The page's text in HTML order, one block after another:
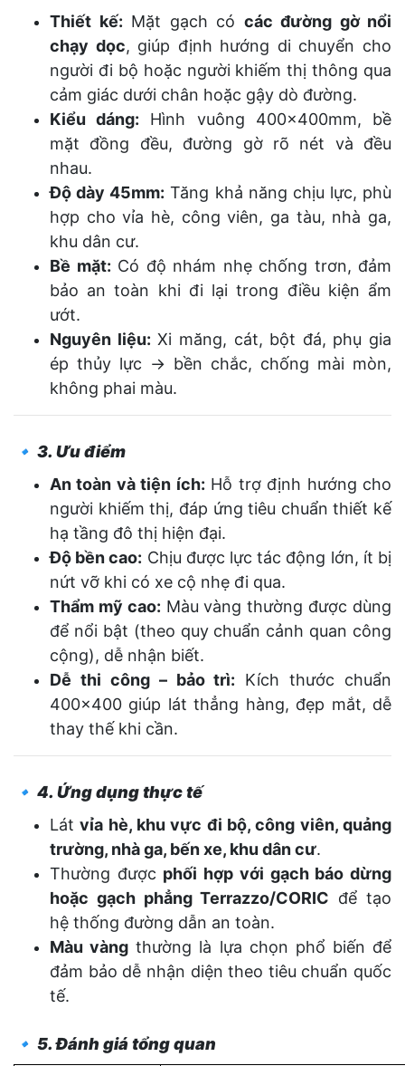
Thiết kế: Mặt gạch có các đường gờ nổi
chạy dọc, giúp định hướng di chuyển cho
người đi bộ hoặc người khiếm thị thông qua
cảm giác dưới chân hoặc gậy dò đường.
Kiểu dáng: Hình vuông 400x400mm, bề
mặt đồng đều, đường gờ rõ nét và đều
nhau.
Độ dày 45mm: Tăng khả năng chịu lực, phù
hợp cho vỉa hè, công viên, ga tàu, nhà ga,
khu dân cư.
Bề mặt: Có độ nhám nhẹ chống trơn, đảm
bảo an toàn khi đi lại trong điều kiện ẩm
ướt.
Nguyên liệu: Xi măng, cát, bột đá, phụ gia
ép thủy lực → bền chắc, chống mài mòn,
không phai màu.
🔹 3. Ưu điểm
An toàn và tiện ích: Hỗ trợ định hướng cho
người khiếm thị, đáp ứng tiêu chuẩn thiết kế
hạ tầng đô thị hiện đại.
Độ bền cao: Chịu được lực tác động lớn, ít bị
nứt vỡ khi có xe cộ nhẹ đi qua.
Thẩm mỹ cao: Màu vàng thường được dùng
để nổi bật (theo quy chuẩn cảnh quan công
cộng), dễ nhận biết.
Dễ thi công – bảo trì: Kích thước chuẩn
400x400 giúp lát thẳng hàng, đẹp mắt, dễ
thay thế khi cần.
🔹 4. Ứng dụng thực tế
Látvỉa hè, khu vực đi bộ, công viên, quảng
trường, nhà ga, bến xe, khu dân cư.
Thường được phối hợp với gạch báo dừng
hoặc gạch phẳng Terrazzo/CORIC để tạo
hệ thống đường dẫn an toàn.
Màu vàng thường là lựa chọn phổ biến để
đảm bảo dễ nhận diện theo tiêu chuẩn quốc
tế.
🔹 5. Đánh giá tổng quan